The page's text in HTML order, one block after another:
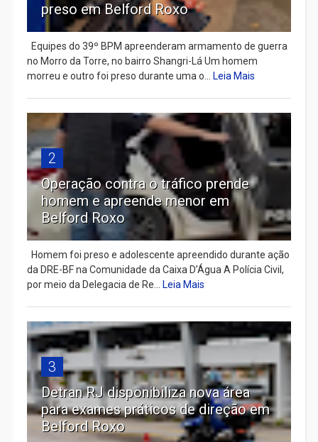
preso em Belford Roxo
Equipes do 39º BPM apreenderam armamento de guerra
no Morro da Torre, no bairro Shangri-Lá Um homem
morreu e outro foi preso durante uma o...
Leia Mais
2
Operação contra o tráfico prende
homem e apreende menor em
Belford Roxo
Homem foi preso e adolescente apreendido durante ação
da DRE-BF na Comunidade da Caixa D’Água A Polícia Civil,
por meio da Delegacia de Re...
Leia Mais
3
Detran RJ disponibiliza nova área
para exames práticos de direção em
Belford Roxo